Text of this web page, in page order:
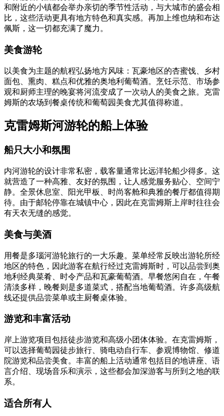
和附近的小镇都会举办亲切的季节性活动，与大城市的盛会相
比，这些活动更具有地方特色和真实感。再加上维也纳和布达
佩斯，这一切都充满了魔力。
美食游轮
以美食为主题的航程弘扬地方风味：瓦豪地区的杏蜜饯、乡村
面包、熏肉、糕点和优雅的奥地利葡萄酒。烹饪示范、市场参
观和厨师主理的晚宴将河流变成了一次动人的美食之旅。克雷
姆斯的农场到餐桌传统和葡萄园美食尤其值得称道。
克雷姆斯河游轮的船上体验
船只大小和氛围
内河游轮的设计非常私密，载客量通常比远洋轮船少得多。这
就营造了一种高雅、友好的氛围，让人感觉服务贴心、空间宁
静。全景休息室、阳光甲板、时尚客舱和典雅的餐厅都值得期
待。由于邮轮停靠在城镇中心，因此在克雷姆斯上岸时往往会
有天衣无缝的感觉。
美食与美酒
用餐是多瑙河游轮旅行的一大乐趣。菜单经常反映出游轮所经
地区的特色，因此游客在航行经过克雷姆斯时，可以品尝到奥
地利经典菜肴、时令产品和瓦豪葡萄酒。早餐悠闲自在，午餐
清淡多样，晚餐则是多道菜式，搭配当地葡萄酒。许多高级航
线还提供品尝菜单或主厨餐桌体验。
游览和丰富活动
岸上游览项目包括徒步游览和高级小团体体验。在克雷姆斯，
可以选择葡萄园徒步旅行、骑电动自行车、参观博物馆、修道
院游览和品尝美食。丰富的船上活动通常包括目的地讲座、语
言介绍、现场音乐和演示，这些都会加深游客与所到之地的联
系。
适合所有人